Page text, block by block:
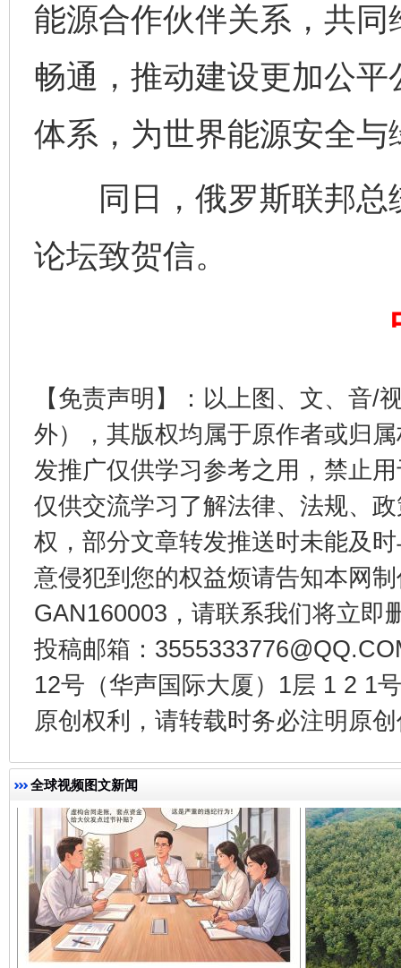
能源合作伙伴关系，共
畅通，推动建设更加公
体系，为世界能源安全
同日，俄罗斯联邦总
论坛致贺信。
【免责声明】：以上图、文、音/
外），其版权均属于原作者或归
发推广仅供学习参考之用，禁止
仅供交流学习了解法律、法规、
权，部分文章转发推送时未能及
意侵犯到您的权益烦请告知本网
GAN160003，请联系我们将立即
投稿邮箱：
12号（华声国际大厦）1层 1 2 1
原创权利，请转载时务必注明原
全球视频图文新闻
东山县通报“牛蛙产品抗生素超标问题” 法
千年窑火 生生不息 一
揭开“小金库”的免责幌子